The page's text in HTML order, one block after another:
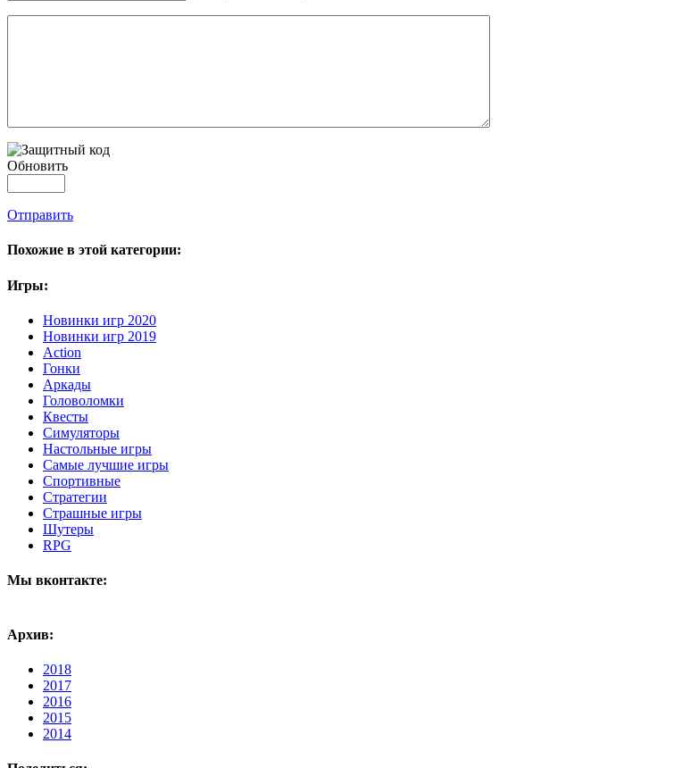
Обновить
Отправить
Похожие в этой категории:
Игры:
Новинки игр 2020
Новинки игр 2019
Action
Гонки
Аркады
Головоломки
Квесты
Симуляторы
Настольные игры
Самые лучшие игры
Спортивные
Стратегии
Страшные игры
Шутеры
RPG
Мы вконтакте:
Архив:
2018
2017
2016
2015
2014